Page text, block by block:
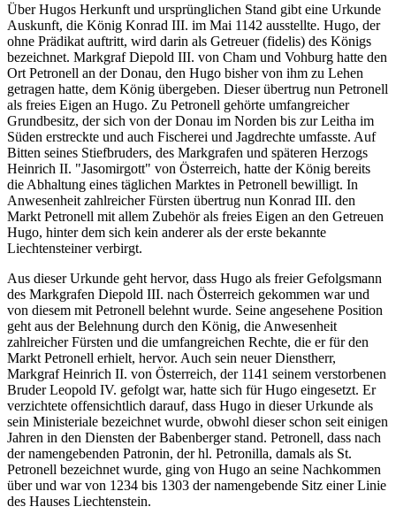
Über Hugos Herkunft und ursprünglichen Stand gibt eine Urkunde
Auskunft, die König Konrad III. im Mai 1142 ausstellte. Hugo, der
ohne Prädikat auftritt, wird darin als Getreuer (fidelis) des Königs
bezeichnet. Markgraf Diepold III. von Cham und Vohburg hatte den
Ort Petronell an der Donau, den Hugo bisher von ihm zu Lehen
getragen hatte, dem König übergeben. Dieser übertrug nun Petronell
als freies Eigen an Hugo. Zu Petronell gehörte umfangreicher
Grundbesitz, der sich von der Donau im Norden bis zur Leitha im
Süden erstreckte und auch Fischerei und Jagdrechte umfasste. Auf
Bitten seines Stiefbruders, des Markgrafen und späteren Herzogs
Heinrich II. "Jasomirgott" von Österreich, hatte der König bereits
die Abhaltung eines täglichen Marktes in Petronell bewilligt. In
Anwesenheit zahlreicher Fürsten übertrug nun Konrad III. den
Markt Petronell mit allem Zubehör als freies Eigen an den Getreuen
Hugo, hinter dem sich kein anderer als der erste bekannte
Liechtensteiner verbirgt.
Aus dieser Urkunde geht hervor, dass Hugo als freier Gefolgsmann
des Markgrafen Diepold III. nach Österreich gekommen war und
von diesem mit Petronell belehnt wurde. Seine angesehene Position
geht aus der Belehnung durch den König, die Anwesenheit
zahlreicher Fürsten und die umfangreichen Rechte, die er für den
Markt Petronell erhielt, hervor. Auch sein neuer Dienstherr,
Markgraf Heinrich II. von Österreich, der 1141 seinem verstorbenen
Bruder Leopold IV. gefolgt war, hatte sich für Hugo eingesetzt. Er
verzichtete offensichtlich darauf, dass Hugo in dieser Urkunde als
sein Ministeriale bezeichnet wurde, obwohl dieser schon seit einigen
Jahren in den Diensten der Babenberger stand. Petronell, dass nach
der namengebenden Patronin, der hl. Petronilla, damals als St.
Petronell bezeichnet wurde, ging von Hugo an seine Nachkommen
über und war von 1234 bis 1303 der namengebende Sitz einer Linie
des Hauses Liechtenstein.